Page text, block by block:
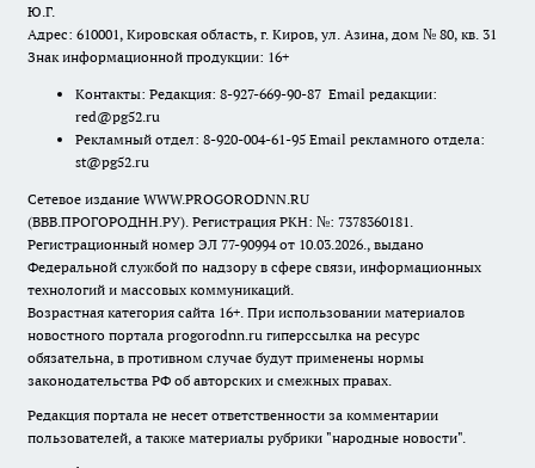
Ю.Г.
Адрес: 610001, Кировская область, г. Киров, ул. Азина, дом № 80, кв. 31
Знак информационной продукции: 16+
Контакты: Редакция: 8-927-669-90-87 Email редакции:
red@pg52.ru
Рекламный отдел: 8-920-004-61-95 Email рекламного отдела:
st@pg52.ru
Сетевое издание WWW.PROGORODNN.RU
(ВВВ.ПРОГОРОДНН.РУ). Регистрация РКН: №: 7378360181.
Регистрационный номер ЭЛ 77-90994 от 10.03.2026., выдано
Федеральной службой по надзору в сфере связи, информационных
технологий и массовых коммуникаций.
Возрастная категория сайта 16+. При использовании материалов
новостного портала progorodnn.ru гиперссылка на ресурс
обязательна, в противном случае будут применены нормы
законодательства РФ об авторских и смежных правах.
Редакция портала не несет ответственности за комментарии
пользователей, а также материалы рубрики "народные новости".